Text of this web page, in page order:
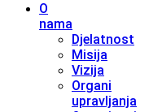
O
nama
Djelatnost
Misija
Vizija
Organi
upravljanja